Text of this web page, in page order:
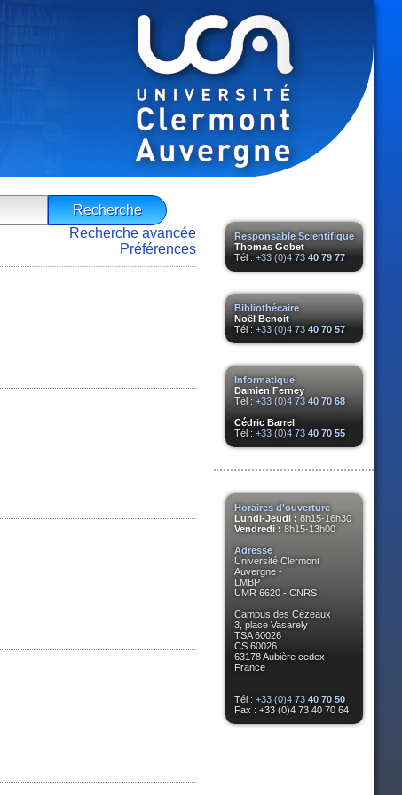
Responsable Scientifique
Thomas Gobet
Tél : +33 (0)4 73 40 79 77
Bibliothécaire
Noël Benoit
Tél : +33 (0)4 73 40 70 57
Informatique
Damien Ferney
Tél : +33 (0)4 73 40 70 68
Cédric Barrel
Tél : +33 (0)4 73 40 70 55
Horaires d'ouverture
Lundi-Jeudi : 8h15-16h30
Vendredi : 8h15-13h00
Adresse
Université Clermont
Auvergne -
LMBP
UMR 6620 - CNRS
Campus des Cézeaux
3, place Vasarely
TSA 60026
CS 60026
63178 Aubière cedex
France
Tél : +33 (0)4 73 40 70 50
Fax : +33 (0)4 73 40 70 64
Recherche avancée
Préférences